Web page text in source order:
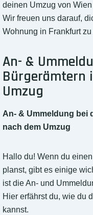
deinen Umzug von
Wir freuen uns darauf,
Wohnung in Frankfurt
An- &
Bürgerämtern
Umzug
An- & Ummeldung bei
nach dem Umzug
Hallo du! Wenn du
planst, gibt es einige
ist die An- und
Hier erfährst du, wie du
kannst.